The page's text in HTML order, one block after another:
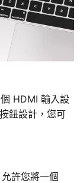
HDMI 輸入設
鈕設計，您可
許您將一個